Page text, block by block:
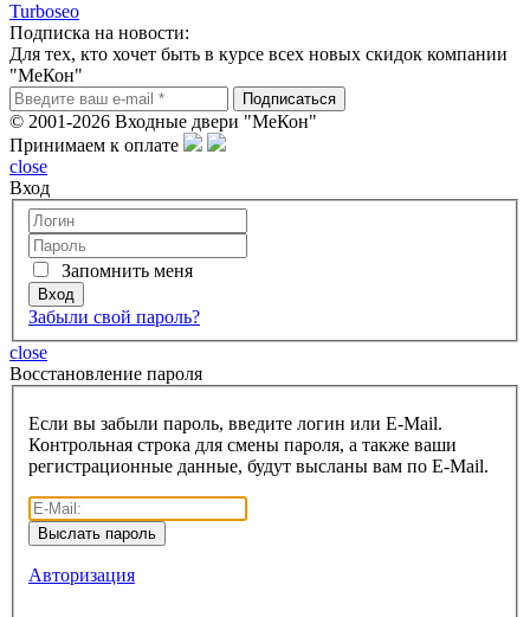
Turboseo
Подписка на новости:
Для тех, кто хочет быть в курсе всех новых скидок компании
"МеКон"
© 2001-2026 Входные двери "МеКон"
Принимаем к оплате
close
Вход
Запомнить меня
Забыли свой пароль?
close
Восcтановление пароля
Если вы забыли пароль, введите логин или E-Mail.
Контрольная строка для смены пароля, а также ваши
регистрационные данные, будут высланы вам по E-Mail.
Авторизация